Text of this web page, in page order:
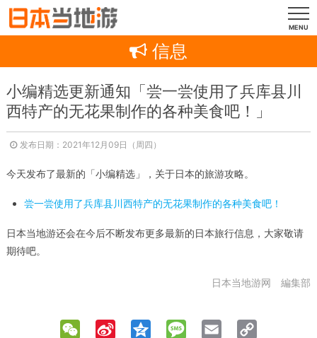
MENU
信息
小编精选更新通知「尝一尝使用了兵库县川
西特产的无花果制作的各种美食吧！」
发布日期：2021年12月09日（周四）
今天发布了最新的「小编精选」，关于日本的旅游攻略。
尝一尝使用了兵库县川西特产的无花果制作的各种美食吧！
日本当地游还会在今后不断发布更多最新的日本旅行信息，大家敬请
期待吧。
日本当地游网 編集部
WeChat Sina
Qzone MessageEmail